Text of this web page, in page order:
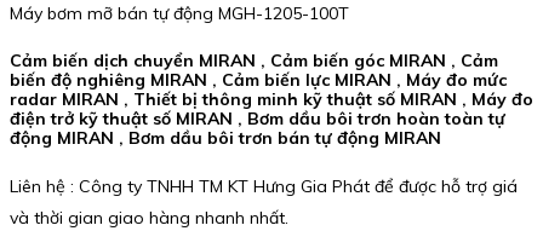
Máy bơm mỡ bán tự động MGH-1205-100T
Cảm biến dịch chuyển MIRAN , Cảm biến góc MIRAN , Cảm
biến độ nghiêng MIRAN , Cảm biến lực MIRAN , Máy đo mức
radar MIRAN , Thiết bị thông minh kỹ thuật số MIRAN , Máy đo
điện trở kỹ thuật số MIRAN , Bơm dầu bôi trơn hoàn toàn tự
động MIRAN , Bơm dầu bôi trơn bán tự động MIRAN
Liên hệ : Công ty TNHH TM KT Hưng Gia Phát để được hỗ trợ giá
và thời gian giao hàng nhanh nhất.